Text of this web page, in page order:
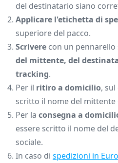
del destinatario siano
Applicare l'etichetta di
superiore del pacco.
Scrivere con un pennarello
del mittente, del
tracking.
Per il ritiro a domicilio,
scritto il nome del mittente
Per la consegna a
essere scritto il nome del
sociale.
In caso di spedizioni in